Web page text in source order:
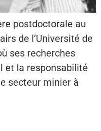
postdoctorale au
de l’Université de
ses recherches
et la responsabilité
secteur minier à